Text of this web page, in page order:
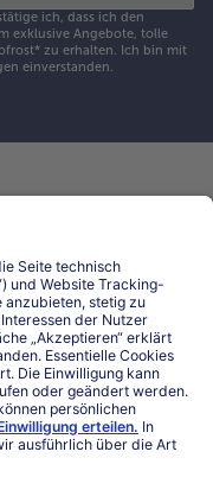
ich, dass ich den
exklusive Angebote, tolle
zu erhalten. Ich bin mit
einverstanden.